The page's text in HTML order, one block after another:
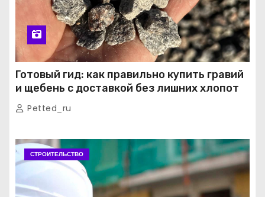
Готовый гид: как правильно купить гравий
и щебень с доставкой без лишних хлопот
Petted_ru
СТРОИТЕЛЬСТВО